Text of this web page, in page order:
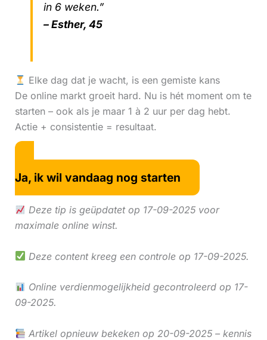
in 6 weken.”
– Esther, 45
Elke dag dat je wacht, is een gemiste kans
De online markt groeit hard. Nu is hét moment om te
starten – ook als je maar 1 à 2 uur per dag hebt.
Actie + consistentie = resultaat.
Ja, ik wil vandaag nog starten
Deze tip is geüpdatet op 17-09-2025 voor
maximale online winst.
Deze content kreeg een controle op 17-09-2025.
Online verdienmogelijkheid gecontroleerd op 17-
09-2025.
Artikel opnieuw bekeken op 20-09-2025 – kennis